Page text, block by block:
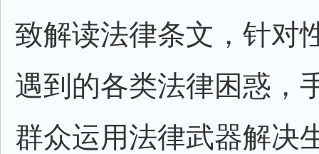
致解读法律条文，针对
遇到的各类法律困惑，
群众运用法律武器解决